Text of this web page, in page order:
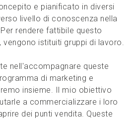
e pianificato in diversi
livello di conoscenza nella
rendere fattibile questo
istituiti gruppi di lavoro.
nell'accompagnare queste
di marketing e
insieme. Il mio obiettivo
a commercializzare i loro
dei punti vendita. Queste